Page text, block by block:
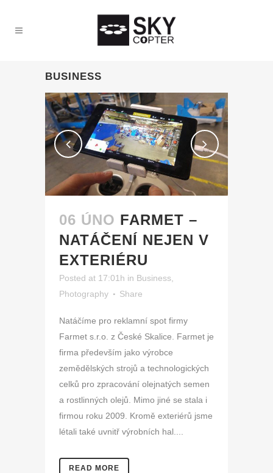
BUSINESS
06 ÚNO FARMET –
NATÁČENÍ NEJEN V
EXTERIÉRU
Posted at 17:01h in Business
Photography
Share
Natáčíme pro reklamní spot firmy
Farmet s.r.o. z České Skalice. Farmet je
firma především jako výrobce
zemědělských strojů a technologických
celků pro zpracování olejnatých semen
a rostlinných olejů. Mimo jiné se stala i
firmou roku 2009. Kromě exteriérů jsme
létali také uvnitř výrobních hal....
READ MORE